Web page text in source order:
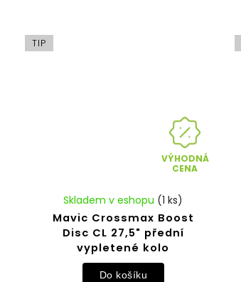
TIP
VÝHODNÁ
CENA
Mavic Crossmax Boost
Disc CL 27,5" přední
vypletené kolo
Skladem v eshopu (1 ks)
Do košíku